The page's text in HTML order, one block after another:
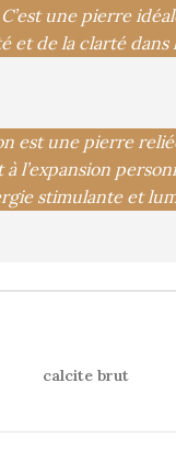
une pierre
et de la clarté dans
est une pierre
à l’expansion
stimulante et
calcite brut